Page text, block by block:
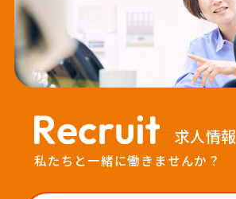
求人情報
私たちと一緒に働きませんか？